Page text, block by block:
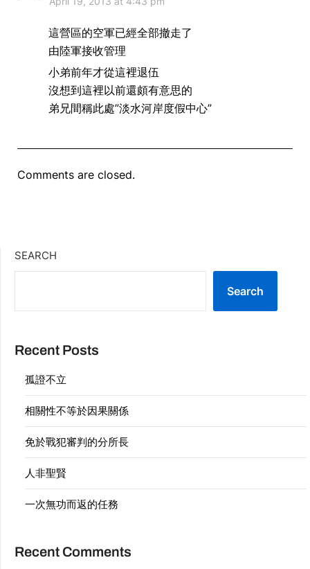
這營區的空軍已經全部撤走了
由陸軍接收管理
小弟前年才從這裡退伍
沒想到這裡以前還頗有意思的
弟兄間稱此處”淡水河岸度假中心”
Comments are closed.
SEARCH
Search
Recent Posts
孤證不立
相關性不等於因果關係
免於戰犯審判的分所長
人非聖賢
一次無功而返的任務
Recent Comments